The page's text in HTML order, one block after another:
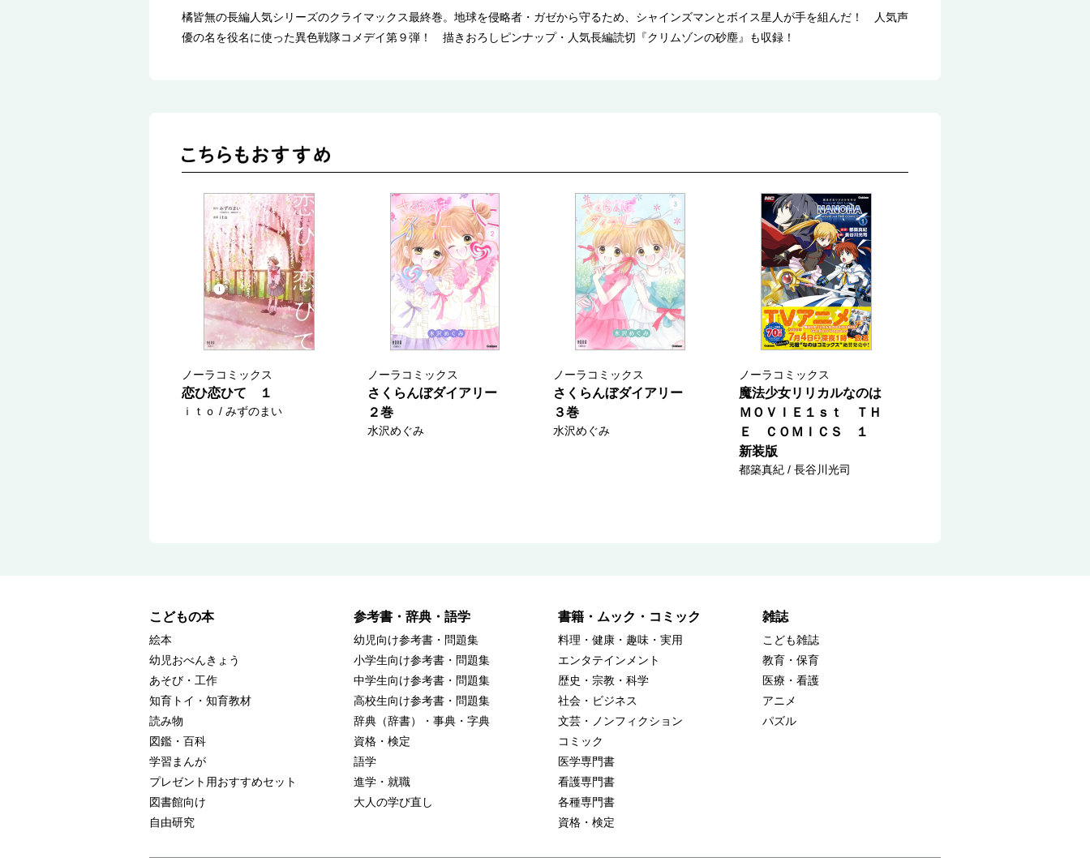
橘皆無の長編人気シリーズのクライマックス最終巻。地球を侵略者・ガゼから守るため、シャインズマンとボイス星人が手を組んだ！ 人気声
優の名を役名に使った異色戦隊コメデイ第９弾！ 描きおろしピンナップ・人気長編読切『クリムゾンの砂塵』も収録！
ノーラコミックス
恋ひ恋ひて １
ｉｔｏ / みずのまい
ノーラコミックス
さくらんぼダイアリー
２巻
水沢めぐみ
ノーラコミックス
さくらんぼダイアリー
３巻
水沢めぐみ
ノーラコミックス
魔法少女リリカルなのは
ＭＯＶＩＥ１ｓｔ ＴＨ
Ｅ ＣＯＭＩＣＳ １
新装版
都築真紀 / 長谷川光司
こどもの本
絵本
幼児おべんきょう
あそび・工作
知育トイ・知育教材
読み物
図鑑・百科
学習まんが
プレゼント用おすすめセット
図書館向け
自由研究
参考書・辞典・語学
幼児向け参考書・問題集
小学生向け参考書・問題集
中学生向け参考書・問題集
高校生向け参考書・問題集
辞典（辞書）・事典・字典
資格・検定
語学
進学・就職
大人の学び直し
書籍・ムック・コミック
料理・健康・趣味・実用
エンタテインメント
歴史・宗教・科学
社会・ビジネス
文芸・ノンフィクション
コミック
医学専門書
看護専門書
各種専門書
資格・検定
雑誌
こども雑誌
教育・保育
医療・看護
アニメ
パズル